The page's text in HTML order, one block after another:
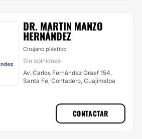
DR. MARTIN MANZO
HERNÁNDEZ
Cirujano plástico
Sin opiniones
Av. Carlos Fernández Graef 154,
Santa Fe, Contadero, Cuajimalpa
CONTACTAR